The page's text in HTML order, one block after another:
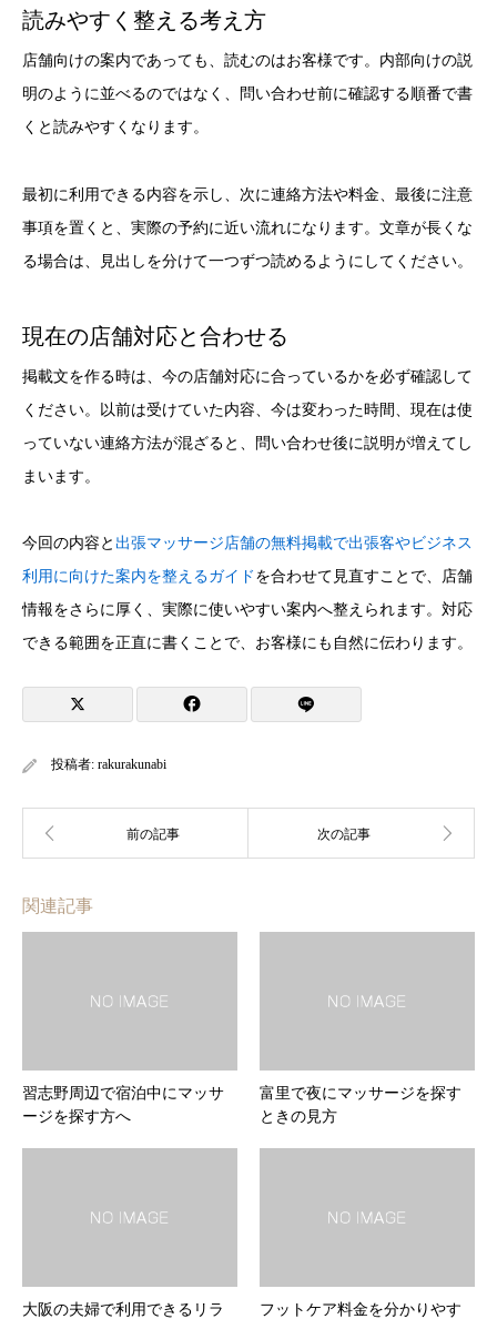
読みやすく整える考え方
店舗向けの案内であっても、読むのはお客様です。内部向けの説
明のように並べるのではなく、問い合わせ前に確認する順番で書
くと読みやすくなります。
最初に利用できる内容を示し、次に連絡方法や料金、最後に注意
事項を置くと、実際の予約に近い流れになります。文章が長くな
る場合は、見出しを分けて一つずつ読めるようにしてください。
現在の店舗対応と合わせる
掲載文を作る時は、今の店舗対応に合っているかを必ず確認して
ください。以前は受けていた内容、今は変わった時間、現在は使
っていない連絡方法が混ざると、問い合わせ後に説明が増えてし
まいます。
今回の内容と 出張マッサージ店舗の無料掲載で出張客やビジネス
利用に向けた案内を整えるガイド を合わせて見直すことで、店舗
情報をさらに厚く、実際に使いやすい案内へ整えられます。対応
できる範囲を正直に書くことで、お客様にも自然に伝わります。
投稿者: rakurakunabi
関連記事
習志野周辺で宿泊中にマッサ
ージを探す方へ
富里で夜にマッサージを探す
ときの見方
大阪の夫婦で利用できるリラ
フットケア料金を分かりやす